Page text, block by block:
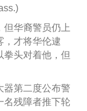
但华裔警员仍上
，才将华伦逮
拳头对着他，但
器第二度公布警
名残障者推下轮